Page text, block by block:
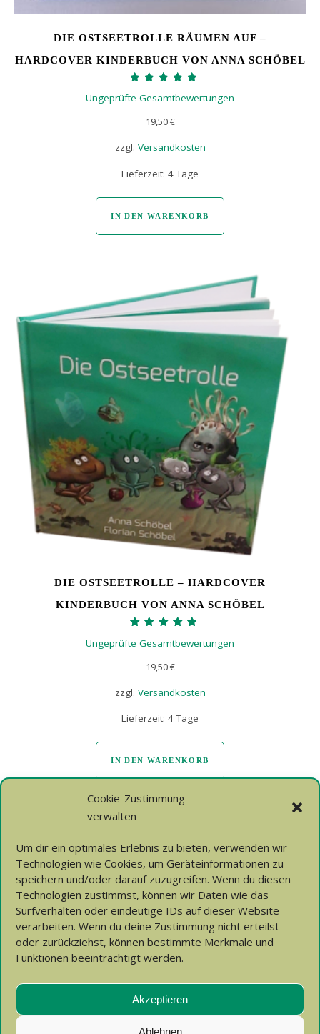
Cookie-Zustimmung
verwalten
Um dir ein optimales Erlebnis zu bieten, verwenden wir
Technologien wie Cookies, um Geräteinformationen zu
speichern und/oder darauf zuzugreifen. Wenn du diesen
Technologien zustimmst, können wir Daten wie das
Surfverhalten oder eindeutige IDs auf dieser Website
verarbeiten. Wenn du deine Zustimmung nicht erteilst
oder zurückziehst, können bestimmte Merkmale und
Funktionen beeinträchtigt werden.
Akzeptieren
Ablehnen
DIE OSTSEETROLLE RÄUMEN AUF –
HARDCOVER KINDERBUCH VON ANNA SCHÖBEL
5.00
Ungeprüfte Gesamtbewertungen
19,50€
zzgl. Versandkosten
Lieferzeit: 4 Tage
IN DEN WARENKORB
DIE OSTSEETROLLE – HARDCOVER
KINDERBUCH VON ANNA SCHÖBEL
5.00
Ungeprüfte Gesamtbewertungen
19,50€
zzgl. Versandkosten
Lieferzeit: 4 Tage
IN DEN WARENKORB
Copyright © 2025 Anna Schöbel und Florian Schöbel
Design und Programmierung von
ZURÜCK NACH OBEN